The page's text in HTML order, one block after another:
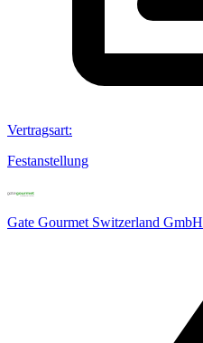
Vertragsart:
Festanstellung
Gate Gourmet Switzerland GmbH